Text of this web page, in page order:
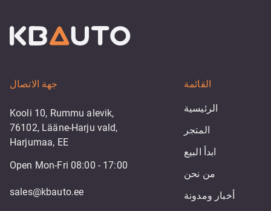
جهة الاتصال
Kooli 10, Rummu alevik,
76102, Lääne-Harju vald,
Harjumaa, EE
Open Mon-Fri 08:00 - 17:00
sales@kbauto.ee
القائمة
الرئيسية
المتجر
ابدأ البيع
من نحن
أخبار ومدونة